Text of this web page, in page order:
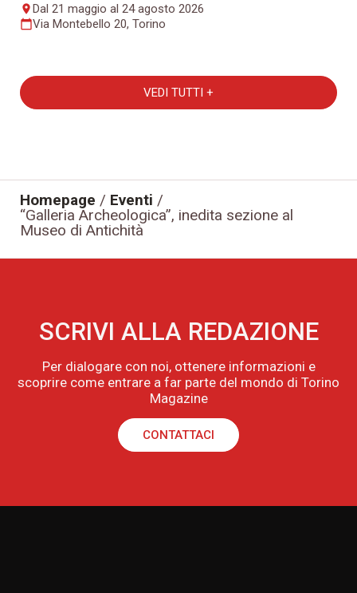
placeDal 21 maggio al 24 agosto 2026
calendar_todayVia Montebello 20, Torino
VEDI TUTTI +
Homepage / Eventi /
“Galleria Archeologica”, inedita sezione al
Museo di Antichità
SCRIVI ALLA REDAZIONE
Per dialogare con noi, ottenere informazioni e
scoprire come entrare a far parte del mondo di Torino
Magazine
CONTATTACI